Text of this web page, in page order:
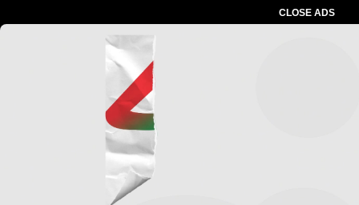
CLOSE ADS
Advertesment